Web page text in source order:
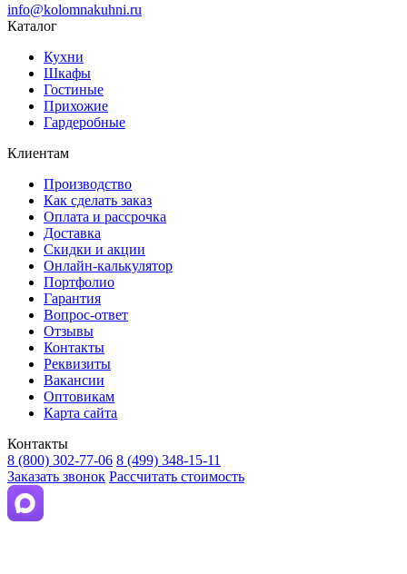
info@kolomnakuhni.ru
Каталог
Кухни
Шкафы
Гостиные
Прихожие
Гардеробные
Клиентам
Производство
Как сделать заказ
Оплата и рассрочка
Доставка
Скидки и акции
Онлайн-калькулятор
Портфолио
Гарантия
Вопрос-ответ
Отзывы
Контакты
Реквизиты
Вакансии
Оптовикам
Карта сайта
Контакты
8 (800) 302-77-06 8 (499) 348-15-11
Заказать звонок Рассчитать стоимость